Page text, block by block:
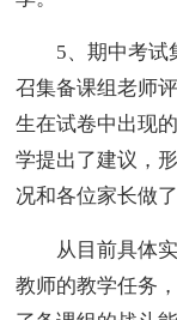
5、期中考试集
召集备课组老师
生在试卷中出现
学提出了建议，
况和各位家长做
从目前具体实
教师的教学任务